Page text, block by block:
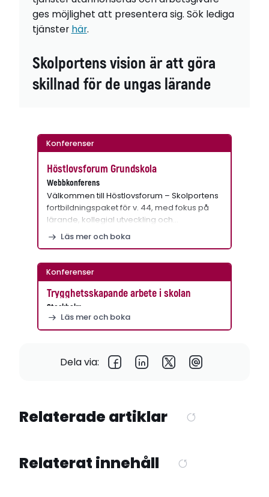
ges möjlighet att presentera sig. Sök lediga
tjänster här.
Skolportens vision är att göra
skillnad för de ungas lärande
Konferenser
Höstlovsforum Grundskola
Webbkonferens
Välkommen till Höstlovsforum – Skolportens
fortbildningspaket för v. 44, med fokus på
lärande, kollegial utveckling och…
Läs mer och boka
Konferenser
Trygghetsskapande arbete i skolan
Stockholm
Läs mer och boka
Dela via:
Relaterade artiklar
Relaterat innehåll